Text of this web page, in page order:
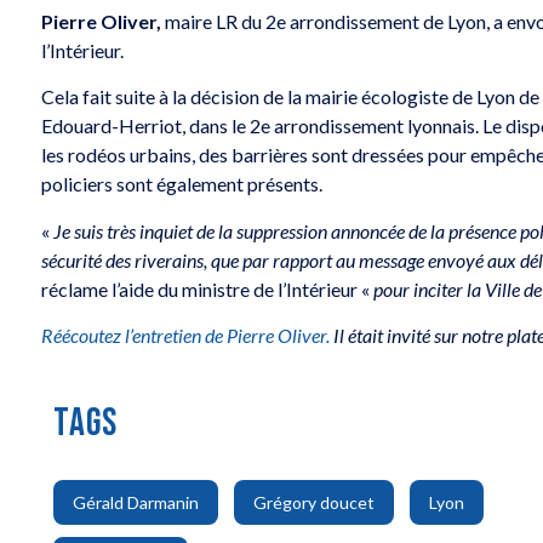
Pierre Oliver,maire LR du 2e arrondissement de Lyon, a
l’Intérieur.
Cela fait suite à la décision de la mairie écologiste de Lyon
Edouard-Herriot, dans le 2e arrondissement lyonnais. Le
les rodéos urbains, des barrières sont dressées pour
policiers sont également présents.
« Je suis très inquiet de la suppression annoncée de la présence
sécurité des riverains, que par rapport au message envoyé aux
réclame l’aide du ministre de l’Intérieur «pour inciter la Ville
Réécoutez l’entretien de Pierre Oliver. Il était invité sur notre
TAGS
Gérald Darmanin
,
Grégory doucet
,
Lyon